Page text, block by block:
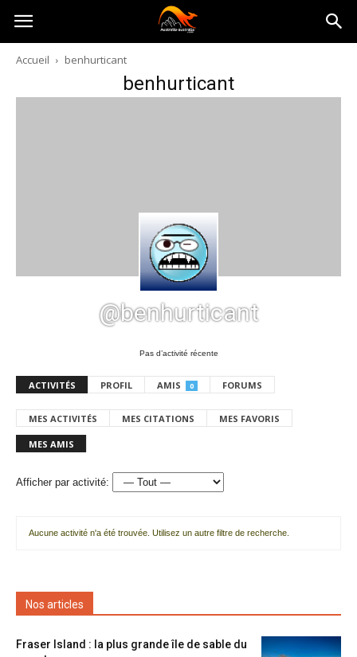
Australia-
australie.com
Accueil benhurticant
benhurticant
@benhurticant
Pas d’activité récente
ACTIVITÉS PROFIL AMIS 0 FORUMS
MES ACTIVITÉS MES CITATIONS MES FAVORIS
MES AMIS
Afficher par activité:
Aucune activité n'a été trouvée. Utilisez un autre filtre de recherche.
Nos articles
Fraser Island : la plus grande île de sable du